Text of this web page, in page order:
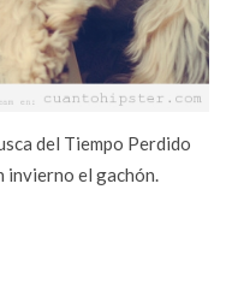
del Tiempo Perdido
invierno el gachón.